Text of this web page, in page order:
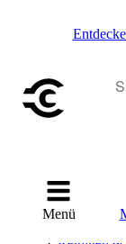
Menü
Startseite
/
Chemisch-